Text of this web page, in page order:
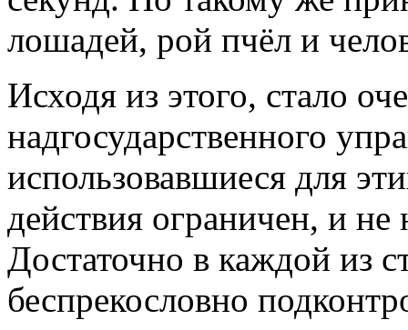
лошадей, рой пчёл и
Исходя из этого, стало
надгосударственного
использовавшиеся для
действия ограничен, и
Достаточно в каждой из
беспрекословно